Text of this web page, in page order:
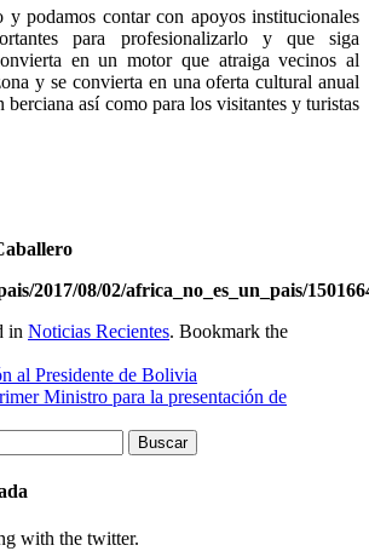
y podamos contar con apoyos institucionales
para profesionalizarlo y que siga
en un motor que atraiga vecinos al
y se convierta en una oferta cultural anual
berciana así como para los visitantes y turistas
2017/08/02/africa_no_es_un_pais/
in Noticias Recientes. Bookmark the
al Presidente de Bolivia
Ministro para la presentación de
with the twitter.